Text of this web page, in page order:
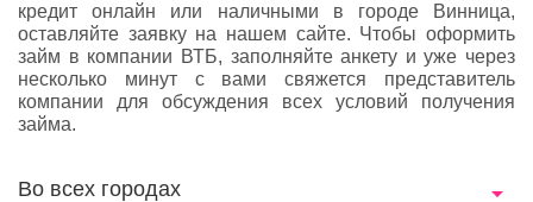
кредит онлайн или наличными в городе Винница,
оставляйте заявку на нашем сайте. Чтобы оформить
займ в компании ВТБ, заполняйте анкету и уже через
несколько минут с вами свяжется представитель
компании для обсуждения всех условий получения
займа.
Во всех городах